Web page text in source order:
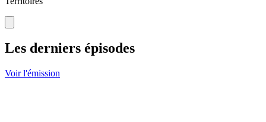
Les derniers épisodes
Voir l'émission